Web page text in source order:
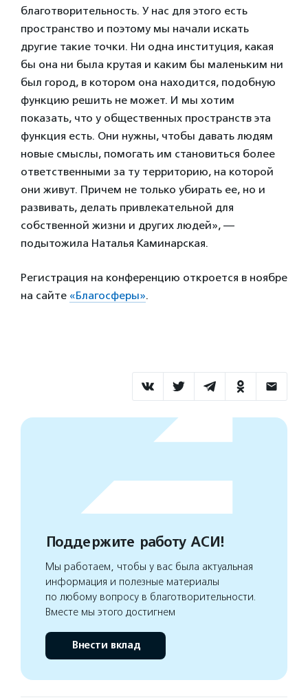
благотворительность. У нас для этого есть
пространство и поэтому мы начали искать
другие такие точки. Ни одна институция, какая
бы она ни была крутая и каким бы маленьким ни
был город, в котором она находится, подобную
функцию решить не может. И мы хотим
показать, что у общественных пространств эта
функция есть. Они нужны, чтобы давать людям
новые смыслы, помогать им становиться более
ответственными за ту территорию, на которой
они живут. Причем не только убирать ее, но и
развивать, делать привлекательной для
собственной жизни и других людей», —
подытожила Наталья Каминарская.
Регистрация на конференцию откроется в ноябре
на сайте «Благосферы».
Поддержите работу АСИ!
Мы работаем, чтобы у вас была актуальная
информация и полезные материалы
по любому вопросу в благотворительности.
Вместе мы этого достигнем
Внести вклад